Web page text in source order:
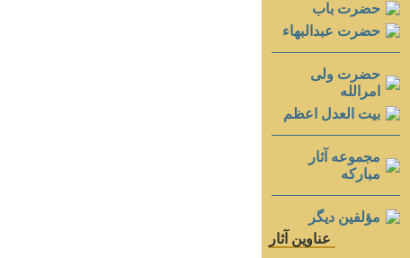
حضرت باب
حضرت عبدالبهاء
حضرت ولی
امرالله
بيت العدل اعظم
مجموعه آثار
مباركه
مؤلفين ديگر
عناوين آثار